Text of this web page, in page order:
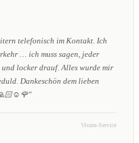
telefonisch im Kontakt. Ich
… ich muss sagen, jeder
locker drauf. Alles wurde mir
Dankeschön dem lieben
Visum-Service